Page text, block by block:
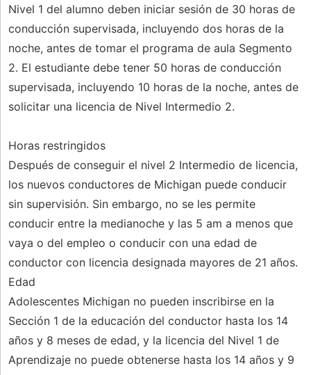
Nivel 1 del alumno deben iniciar sesión de 30 horas de
conducción supervisada, incluyendo dos horas de la
noche, antes de tomar el programa de aula Segmento
2. El estudiante debe tener 50 horas de conducción
supervisada, incluyendo 10 horas de la noche, antes de
solicitar una licencia de Nivel Intermedio 2.
Horas restringidos
Después de conseguir el nivel 2 Intermedio de licencia,
los nuevos conductores de Michigan puede conducir
sin supervisión. Sin embargo, no se les permite
conducir entre la medianoche y las 5 am a menos que
vaya o del empleo o conducir con una edad de
conductor con licencia designada mayores de 21 años.
Edad
Adolescentes Michigan no pueden inscribirse en la
Sección 1 de la educación del conductor hasta los 14
años y 8 meses de edad, y la licencia del Nivel 1 de
Aprendizaje no puede obtenerse hasta los 14 años y 9